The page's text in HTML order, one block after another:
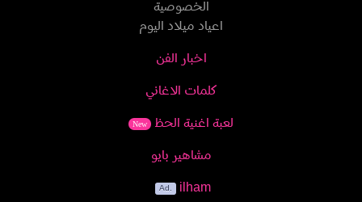
الخصوصية
اعياد ميلاد اليوم
اخبار الفن
كلمات الاغاني
لعبة اغنية الحظ New
مشاهير بايو
ilham